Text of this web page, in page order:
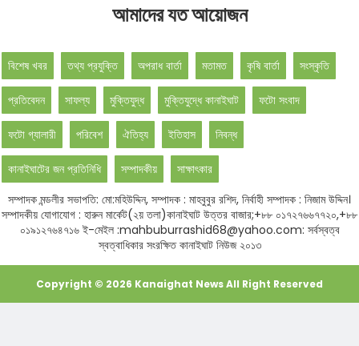
আমাদের যত আয়োজন
বিশেষ খবর তথ্য প্রযুক্তি অপরাধ বার্তা মতামত কৃষি বার্তা সংস্কৃতি
প্রতিবেদন সাফল্য মুক্তিযুদ্ধ মুক্তিযুদ্ধে কানাইঘাট ফটো সংবাদ
ফটো গ্যালারী পরিবেশ ঐতিহ্য ইতিহাস নিবন্ধ
কানাইঘাটের জন প্রতিনিধি সম্পাদকীয়
সাক্ষাৎকার
সম্পাদক মন্ডলীর সভাপতি: মো:মহিউদ্দিন, সম্পাদক : মাহবুবুর রশিদ, নির্বাহী সম্পাদক : নিজাম উদ্দিন।
সম্পাদকীয় যোগাযোগ : হারুন মার্কেট(২য় তলা)কানাইঘাট উত্তর বাজার;+৮৮ ০১৭২৭৬৬৭৭২০,+৮৮
০১৯১২৭৬৪৭১৬ ই-মেইল :mahbuburrashid68@yahoo.com: সর্বস্বত্ব
স্বত্বাধিকার সংরক্ষিত কানাইঘাট নিউজ ২০১৩
Copyright © 2026 Kanaighat NewsAll Right Reserved